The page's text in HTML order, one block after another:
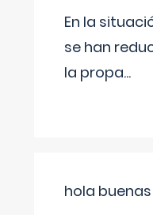
En la
se han
la propa...
hola